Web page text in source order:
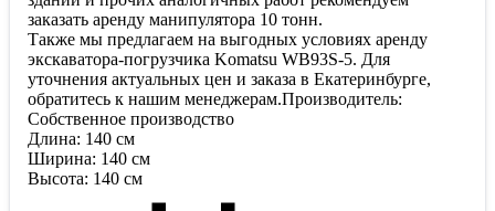
заказать аренду манипулятора 10 тонн.
Также мы предлагаем на выгодных условиях аренду
экскаватора-погрузчика Komatsu WB93S-5. Для
уточнения актуальных цен и заказа в Екатеринбурге,
обратитесь к нашим менеджерам.Производитель:
Собственное производство
Длина: 140 см
Ширина: 140 см
Высота: 140 см